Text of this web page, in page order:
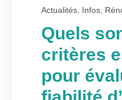
Actualités Infos
Quels
critères
pour